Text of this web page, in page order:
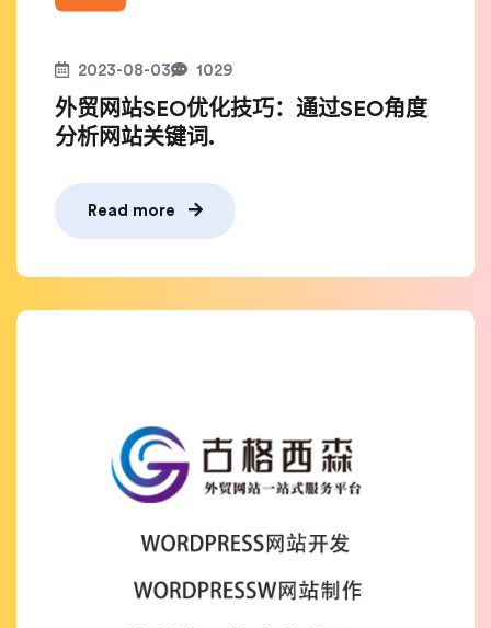
2023-08-03 1029
外贸网站SEO优化技巧：通过SEO角度
分析网站关键词.
Read more